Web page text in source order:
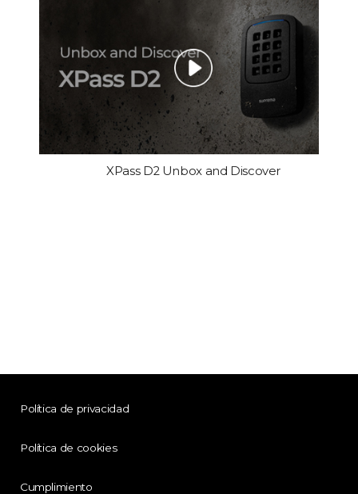
XPass D2 Unbox and Discover
Política de privacidad
Política de cookies
Cumplimiento